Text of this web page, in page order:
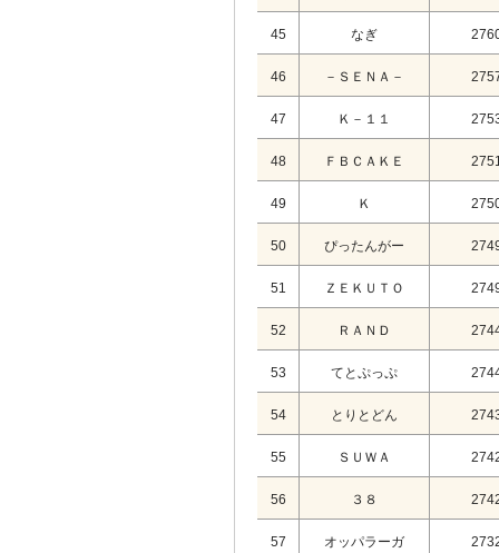
45 なぎ
46 －ＳＥＮＡ－
47 Ｋ－１１
48 ＦＢＣＡＫＥ
49 Ｋ
50 ぴったんがー
51 ＺＥＫＵＴＯ
52 ＲＡＮＤ
53 てとぷっぷ
54 とりとどん
55 ＳＵＷＡ
56 ３８
57 オッパラーガ